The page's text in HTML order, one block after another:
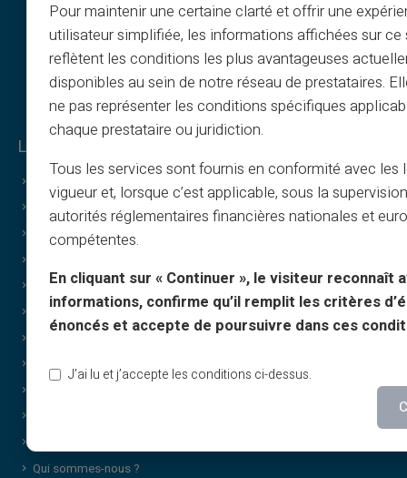
Legal & Terms
Mentions légales
Politiques de confidentialité
Politique des cookies
FAQ
T&C - Parrainage
Qui sommes-nous ?
Pour maintenir une certaine clarté et offrir une
utilisateur simplifiée, les informations affichées sur ce
reflètent les conditions les plus avantageuses
disponibles au sein de notre réseau de prestataires.
ne pas représenter les conditions spécifiques
chaque prestataire ou juridiction.
Tous les services sont fournis en conformité avec les
vigueur et, lorsque c’est applicable, sous la
autorités réglementaires financières nationales et
compétentes.
En cliquant sur « Continuer », le visiteur reconnaît
informations, confirme qu’il remplit les critères
énoncés et accepte de poursuivre dans ces
J’ai lu et j’accepte les conditions ci-dessus.